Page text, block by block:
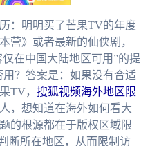
：明明买了芒果TV的年度
营》或者最新的仙侠剧，
在中国大陆地区可用”的提
？答案是：如果没有合适
TV， 搜狐视频海外地区限
，想知道在海外如何看大
的根源都在于版权区域限
断所在地区，从而限制访